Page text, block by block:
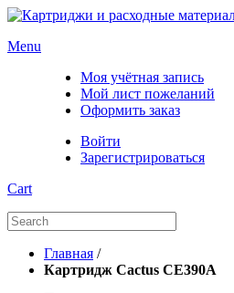
Menu
Моя учётная запись
Мой лист пожеланий
Оформить заказ
Войти
Зарегистрироваться
Cart
Главная /
Картридж Cactus CE390A